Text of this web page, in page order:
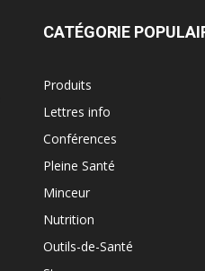
CATÉGORIE
Produits
Lettres info
Conférences
Pleine Santé
Minceur
Nutrition
Outils-de-Santé